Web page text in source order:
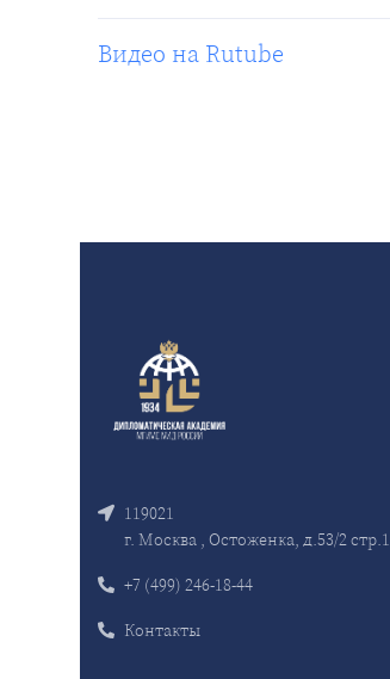
Видео на Rutube
119021
г. Москва , Остоженка, д.53/2 стр.1
+7 (499) 246-18-44
Контакты